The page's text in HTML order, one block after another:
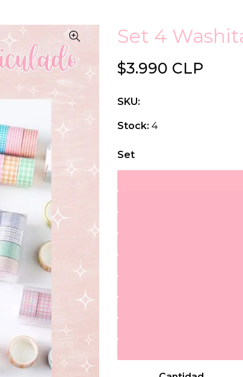
Set 4
$3.990 CLP
SKU:
Stock: 4
Set